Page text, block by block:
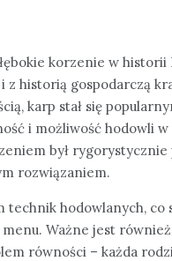
korzenie w historii
z historią gospodarczą
karp stał się
i możliwość hodowli w
był
rozwiązaniem.
hodowlanych, co
Ważne jest
równości – każda